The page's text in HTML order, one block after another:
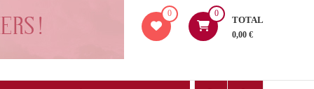
0 0
TOTAL
0,00 €